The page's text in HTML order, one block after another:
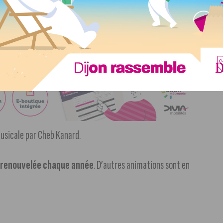
jeux gonflables, activités culturelles en partenariat
par Cheb Kanard.
chaque année. D’autres animations sont en